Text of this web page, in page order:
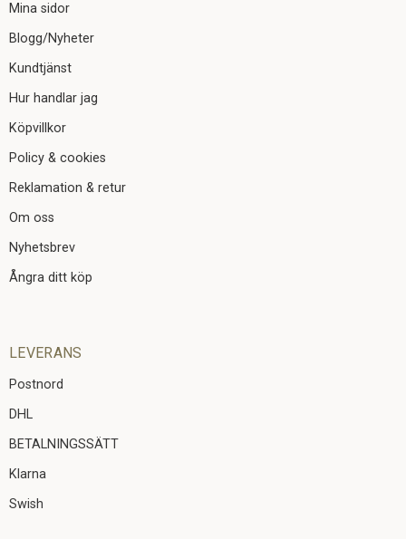
Mina sidor
Blogg/Nyheter
Kundtjänst
Hur handlar jag
Köpvillkor
Policy & cookies
Reklamation & retur
Om oss
Nyhetsbrev
Ångra ditt köp
LEVERANS
Postnord
DHL
BETALNINGSSÄTT
Klarna
Swish